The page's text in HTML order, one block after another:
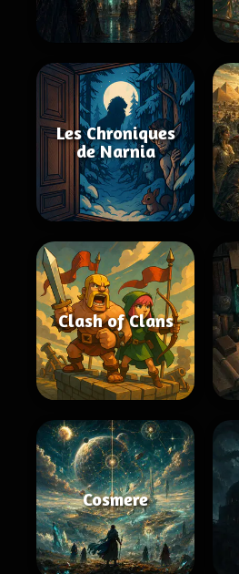
Les Chroniques
de Narnia
Clash of Clans
Cosmere